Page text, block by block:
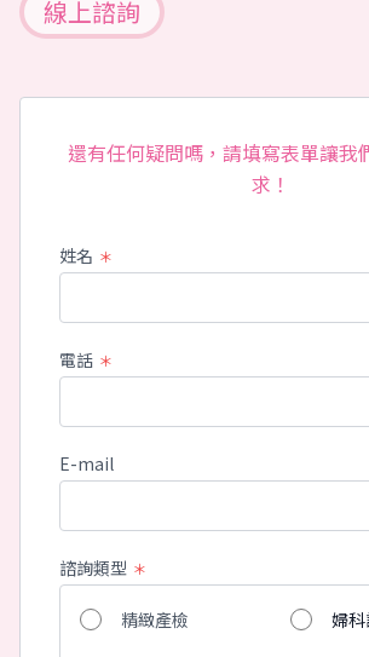
線上諮詢
還有任何疑問嗎，請填寫表單讓我
求！
姓名 ＊
電話 ＊
E-mail
諮詢類型 ＊
精緻產檢 婦